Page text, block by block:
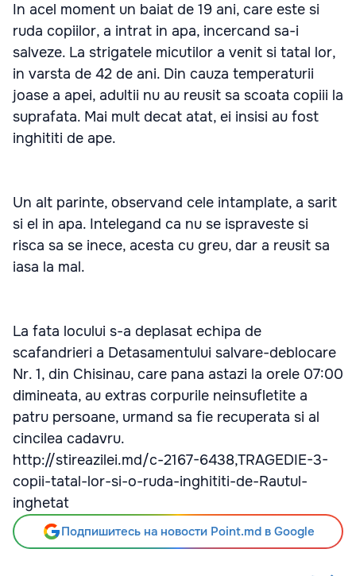
In acel moment un baiat de 19 ani, care este si
ruda copiilor, a intrat in apa, incercand sa-i
salveze. La strigatele micutilor a venit si tatal lor,
in varsta de 42 de ani. Din cauza temperaturii
joase a apei, adultii nu au reusit sa scoata copiii la
suprafata. Mai mult decat atat, ei insisi au fost
inghititi de ape.
Un alt parinte, observand cele intamplate, a sarit
si el in apa. Intelegand ca nu se ispraveste si
risca sa se inece, acesta cu greu, dar a reusit sa
iasa la mal.
La fata locului s-a deplasat echipa de
scafandrieri a Detasamentului salvare-deblocare
Nr. 1, din Chisinau, care pana astazi la orele 07:00
dimineata, au extras corpurile neinsufletite a
patru persoane, urmand sa fie recuperata si al
cincilea cadavru.
http://stireazilei.md/c-2167-6438,TRAGEDIE-3-
copii-tatal-lor-si-o-ruda-inghititi-de-Rautul-
inghetat
Подпишитесь на новости Point.md в Google